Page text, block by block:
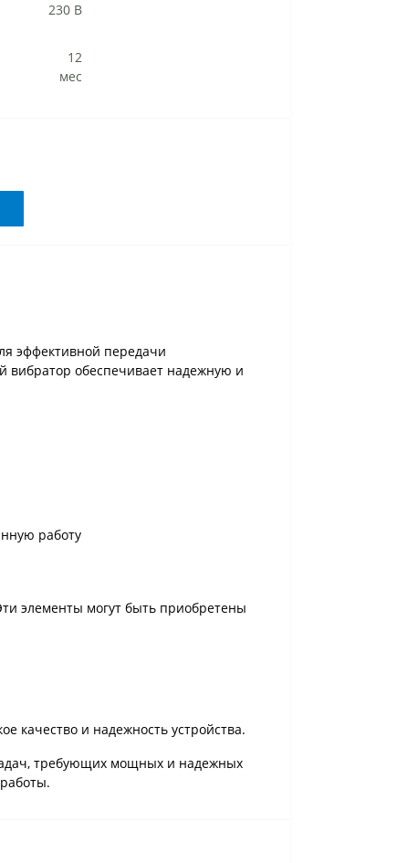
230 В
12
мес
эффективной передачи
вибратор обеспечивает надежную и
работу
элементы могут быть приобретены
качество и надежность устройства.
требующих мощных и надежных